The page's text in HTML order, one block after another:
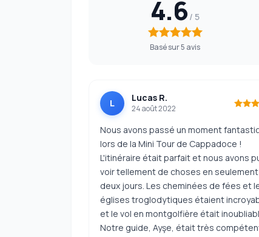
4.6
Basé sur 5 avis
L Lucas R.
24 août 2022
Nous avons passé un moment
lors de la Mini Tour de Cappadoce !
L'itinéraire était parfait et nous avons
voir tellement de choses en seulement
deux jours. Les cheminées de fées et
églises troglodytiques étaient
et le vol en montgolfière était
Notre guide, Ayşe, était très